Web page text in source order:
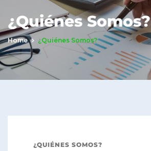
¿Quiénes Somos?
Home ¿Quiénes Somos?
¿QUIÉNES SOMOS?